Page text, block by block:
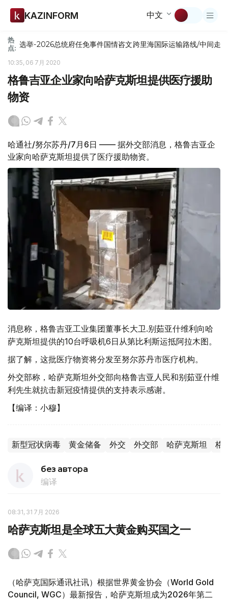
KAZINFORM 中文
热
点: 选举-2026总统府任免事件国情咨文跨里海国际运输路线/中间走廊
10:35, 06 7月 2020
格鲁吉亚企业家向哈萨克斯坦提供医疗援助
物资
哈通社/努尔苏丹/7月6日 —— 据外交部消息，格鲁吉亚企
业家向哈萨克斯坦提供了医疗援助物资。
消息称，格鲁吉亚工业集团董事长大卫.别茹亚什维利向哈
萨克斯坦提供的10台呼吸机6日从第比利斯运抵阿拉木图。
据了解，这批医疗物资将分发至努尔苏丹市医疗机构。
外交部称，哈萨克斯坦外交部向格鲁吉亚人民和别茹亚什维
利先生就抗击新冠疫情提供的支持表示感谢。
【编译：小穆】
新型冠状病毒 黄金储备 外交 外交部 哈萨克斯坦 格
без автора
编译
08:31, 31 7月 2026
哈萨克斯坦是全球五大黄金购买国之一
（哈萨克国际通讯社讯）根据世界黄金协会（World Gold
Council, WGC）最新报告，哈萨克斯坦成为2026年第二